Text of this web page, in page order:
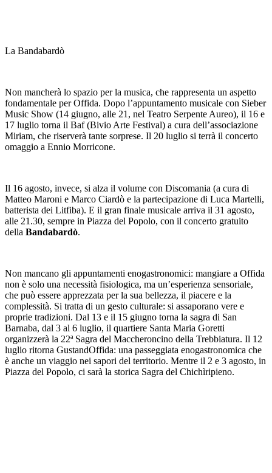
La Bandabardò
Non mancherà lo spazio per la musica, che rappresenta un aspetto
fondamentale per Offida. Dopo l’appuntamento musicale con Sieber
Music Show (14 giugno, alle 21, nel Teatro Serpente Aureo), il 16 e
17 luglio torna il Baf (Bivio Arte Festival) a cura dell’associazione
Miriam, che riserverà tante sorprese. Il 20 luglio si terrà il concerto
omaggio a Ennio Morricone.
Il 16 agosto, invece, si alza il volume con Discomania (a cura di
Matteo Maroni e Marco Ciardò e la partecipazione di Luca Martelli,
batterista dei Litfiba). E il gran finale musicale arriva il 31 agosto,
alle 21.30, sempre in Piazza del Popolo, con il concerto gratuito
della Bandabardò.
Non mancano gli appuntamenti enogastronomici: mangiare a Offida
non è solo una necessità fisiologica, ma un’esperienza sensoriale,
che può essere apprezzata per la sua bellezza, il piacere e la
complessità. Si tratta di un gesto culturale: si assaporano vere e
proprie tradizioni. Dal 13 e il 15 giugno torna la sagra di San
Barnaba, dal 3 al 6 luglio, il quartiere Santa Maria Goretti
organizzerà la 22ª Sagra del Maccheroncino della Trebbiatura. Il 12
luglio ritorna GustandOffida: una passeggiata enogastronomica che
è anche un viaggio nei sapori del territorio. Mentre il 2 e 3 agosto, in
Piazza del Popolo, ci sarà la storica Sagra del Chichìripieno.